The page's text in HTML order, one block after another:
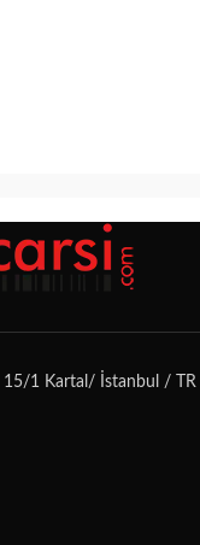
15/1 Kartal/ İstanbul / TR